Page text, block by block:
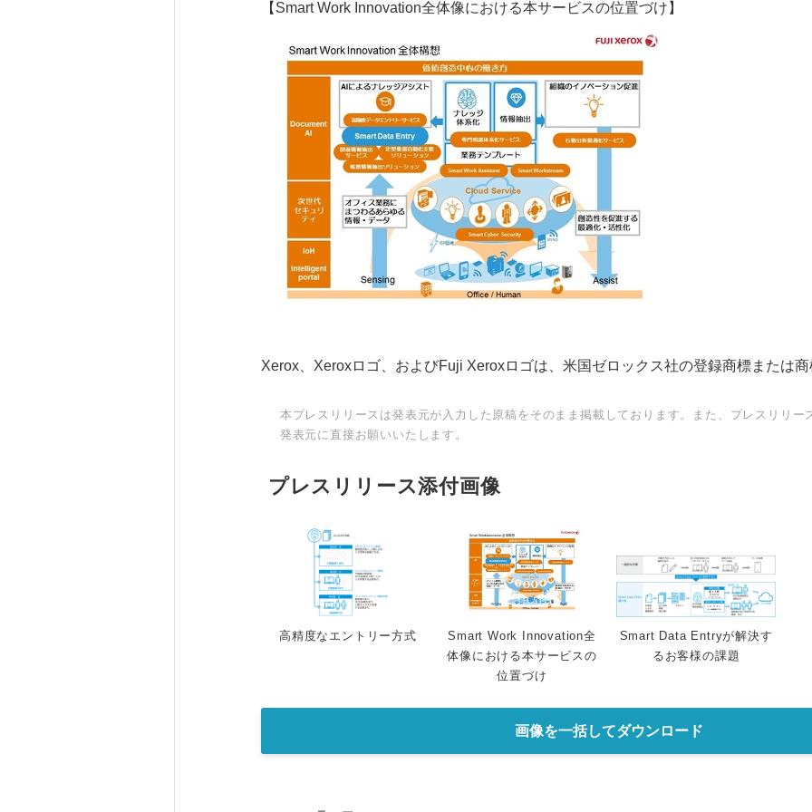
【Smart Work Innovation全体像における本サービスの位置づけ】
Xerox、Xeroxロゴ、およびFuji Xeroxロゴは、米国ゼロックス社の登録商標または
本プレスリリースは発表元が入力した原稿をそのまま掲載しております。また、プレスリリー
発表元に直接お願いいたします。
プレスリリース添付画像
高精度なエントリー方式
Smart Work Innovation全
体像における本サービスの
位置づけ
Smart Data Entryが解決す
るお客様の課題
画像を一括してダウンロード